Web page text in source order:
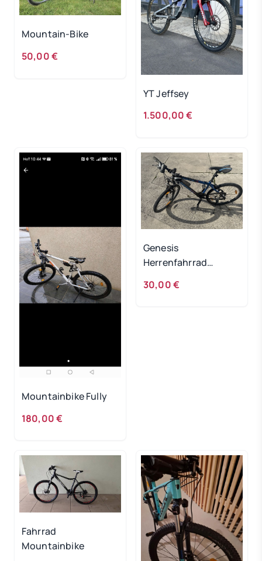
Mountain-Bike
50,00 €
YT Jeffsey
1.500,00 €
Mountainbike Fully
180,00 €
Genesis
Herrenfahrrad
30,00 €
Fahrrad
Mountainbike